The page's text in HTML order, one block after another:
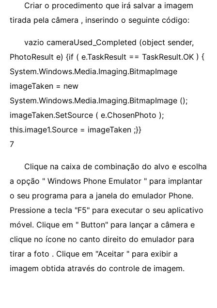
Criar o procedimento que irá salvar a imagem
tirada pela câmera , inserindo o seguinte código:
vazio cameraUsed_Completed (object sender,
PhotoResult e) {if ( e.TaskResult == TaskResult.OK ) {
System.Windows.Media.Imaging.BitmapImage
imageTaken = new
System.Windows.Media.Imaging.BitmapImage ();
imageTaken.SetSource ( e.ChosenPhoto );
this.image1.Source = imageTaken ;}}
7
Clique na caixa de combinação do alvo e escolha
a opção " Windows Phone Emulator " para implantar
o seu programa para a janela do emulador Phone.
Pressione a tecla "F5" para executar o seu aplicativo
móvel. Clique em " Button" para lançar a câmera e
clique no ícone no canto direito do emulador para
tirar a foto . Clique em "Aceitar " para exibir a
imagem obtida através do controle de imagem.